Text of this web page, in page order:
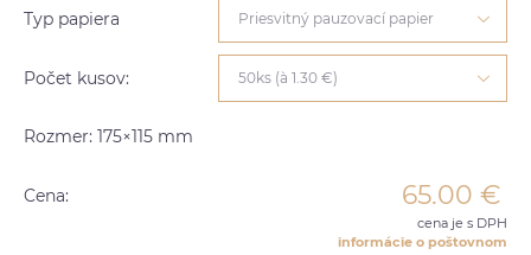
Typ papiera Priesvitný pauzovací papier
Počet kusov: 50ks (à 1.30 €)
Rozmer: 175×115 mm
Cena: 65.00 €
cena je s DPH
informácie o poštovnom